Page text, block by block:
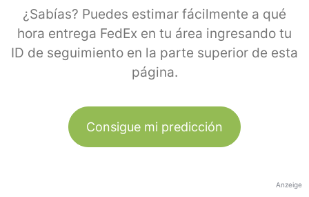
¿Sabías? Puedes estimar fácilmente a qué
hora entrega FedEx en tu área ingresando tu
ID de seguimiento en la parte superior de esta
página.
Consigue mi predicción
Anzeige